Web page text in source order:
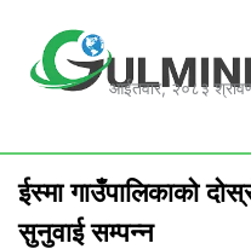
content
आईतवार, २०८३
ईस्मा गाउँपालिकाको
सुनुवाई सम्पन्न